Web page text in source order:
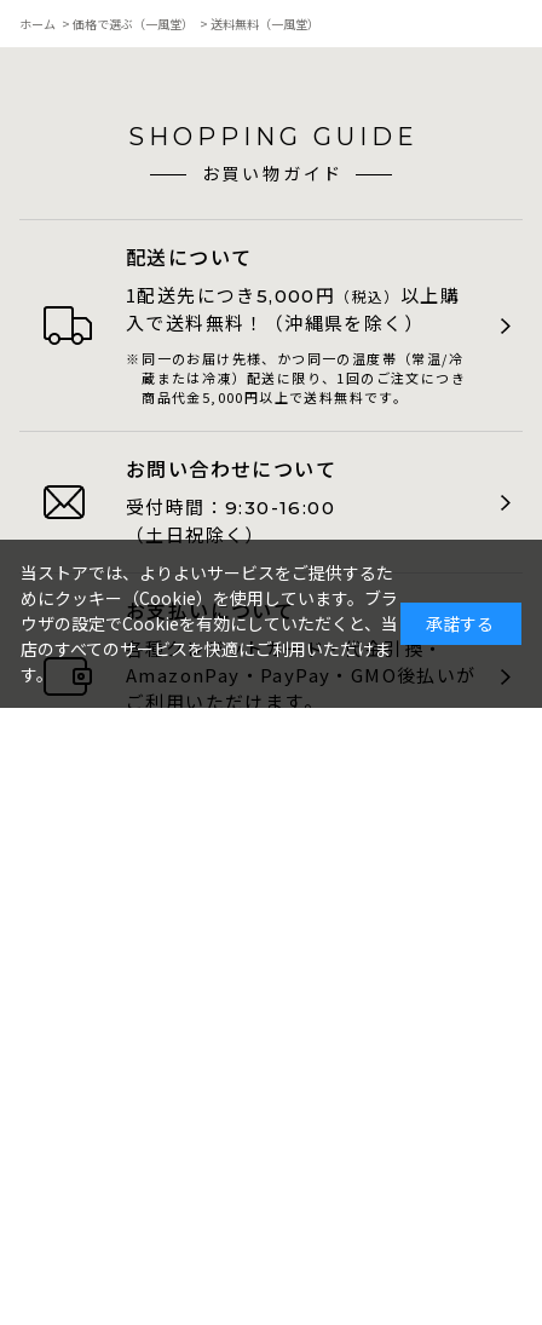
ホーム > 価格で選ぶ（一風堂） > 送料無料（一風堂）
SHOPPING GUIDE
お買い物ガイド
配送について
1配送先につき 5,000 円 （税込） 以上購
入で送料無料！（沖縄県を除く）
同一のお届け先様、かつ同一の温度帯（常温/冷
蔵または冷凍）配送に限り、1回のご注文につき
商品代金5,000円以上で送料無料です。
お問い合わせについて
受付時間： 9:30-16:00
（土日祝除く）
お支払いについて
各種クレジットカード・代金引換・
AmazonPay・PayPay・GMO後払いが
ご利用いただけます。
当ストアでは、よりよいサービスをご提供するた
めにクッキー（Cookie）を使用しています。ブラ
ウザの設定でCookieを有効にしていただくと、当
店のすべてのサービスを快適にご利用いただけま
す。
承諾する